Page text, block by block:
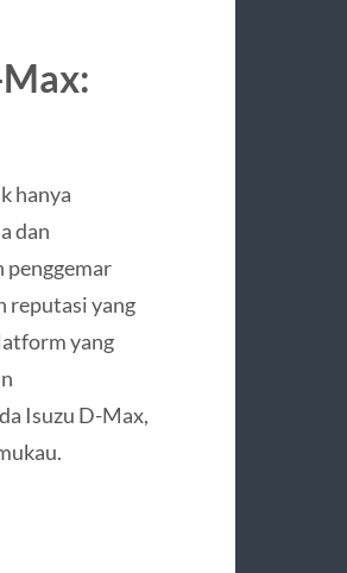
hanya
dan
penggemar
reputasi yang
yang
Isuzu D-Max,